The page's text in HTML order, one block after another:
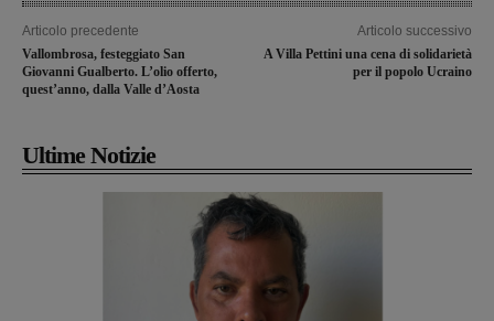
Articolo precedente
Vallombrosa, festeggiato San
Giovanni Gualberto. L’olio offerto,
quest’anno, dalla Valle d’Aosta
Articolo successivo
A Villa Pettini una cena di solidarietà
per il popolo Ucraino
Ultime Notizie